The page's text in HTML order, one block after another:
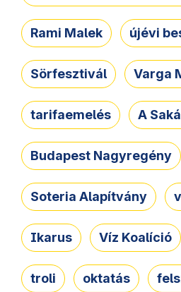
Rami Malek újévi
Sörfesztivál Varga
tarifaemelés A
Budapest Nagyregény
Soteria Alapítvány
Ikarus Víz Koalíció
troli oktatás